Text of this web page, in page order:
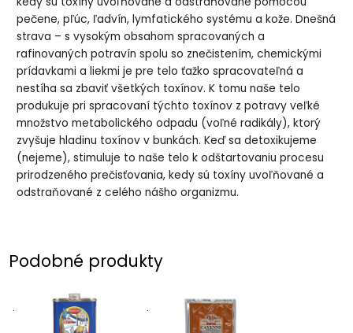
pečene, pľúc, ľadvín, lymfatického systému a kože. Dnešná
strava – s vysokým obsahom spracovaných a
rafinovaných potravín spolu so znečistením, chemickými
prídavkami a liekmi je pre telo ťažko spracovateľná a
nestíha sa zbaviť všetkých toxínov. K tomu naše telo
produkuje pri spracovaní týchto toxínov z potravy veľké
množstvo metabolického odpadu (voľné radikály), ktorý
zvyšuje hladinu toxínov v bunkách. Keď sa detoxikujeme
(nejeme), stimuluje to naše telo k odštartovaniu procesu
prirodzeného prečisťovania, kedy sú toxíny uvoľňované a
odstraňované z celého nášho organizmu.
Podobné produkty
. .